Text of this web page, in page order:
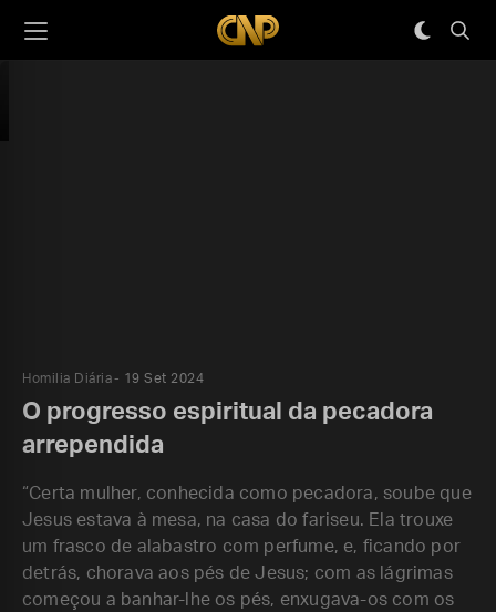
Homilia Diária 19 Set 2024
O progresso espiritual da pecadora
arrependida
“Certa mulher, conhecida como pecadora, soube que
Jesus estava à mesa, na casa do fariseu. Ela trouxe
um frasco de alabastro com perfume, e, ficando por
detrás, chorava aos pés de Jesus; com as lágrimas
começou a banhar-lhe os pés, enxugava-os com os